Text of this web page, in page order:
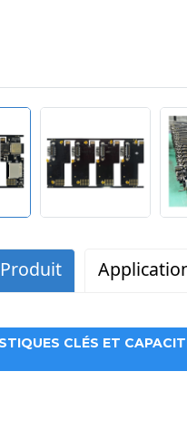
CLÉS ET